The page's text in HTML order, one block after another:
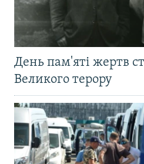
День пам'яті жертв
Великого терору